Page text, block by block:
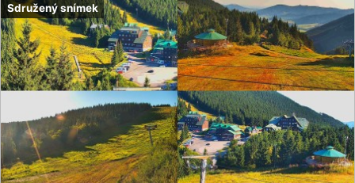
Sdružený snímek